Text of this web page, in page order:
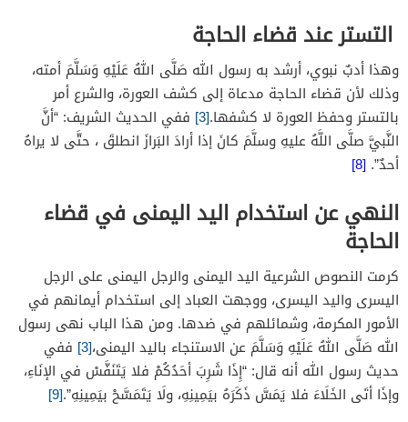
التستر عند قضاء الحاجة
وهذا أدبٌ نبوي، أرشد به رسول الله صَلَّى اللهُ عَلَيْهِ وَسَلَّمَ أمته،
وذلك لأن قضاء الحاجة مدعاة إلى كشف العورة، والشرع أمر
بالتستر وحفظ العورة لا كشفها.[3]
ففي الحديث الشريف: “أنَّ
النَّبيَّ صلَّى اللَّهُ عليهِ وسلَّمَ كانَ إذا أرادَ البَرازَانطلقَ ، حتَّى لا يراهُ
أحدٌ”. [8]
النهي عن استخدام اليد اليمنى في قضاء
الحاجة
كرمت النصوص الشرعية اليد اليمنى والرجل اليمنى على الرجل
اليسرى واليد اليسرى، ووجهت العباد إلى استخدام أيمانهم في
الأمور المكرمة، وشمائلهم في ضدها. ومن هذا الباب نهى رسول
الله صَلَّى اللهُ عَلَيْهِ وَسَلَّمَ عن الاستنجاء باليد اليمنى،[3]
ففي
حديث رسول الله أنه قال: “إِذَا شَرِبَ أحَدُكُمْ فلا يَتَنَفَّسْ في الإنَاءِ،
وإذَا أتَى الخَلَاءَ فلا يَمَسَّ ذَكَرَهُ بيَمِينِهِ، ولَا يَتَمَسَّحْ بيَمِينِهِ”.[9]